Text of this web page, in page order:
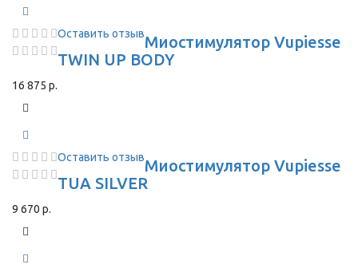
Оставить отзывМиостимулятор Vupiesse
TWIN UP BODY
16 875 р.
Оставить отзывМиостимулятор Vupiesse
TUA SILVER
9 670 р.